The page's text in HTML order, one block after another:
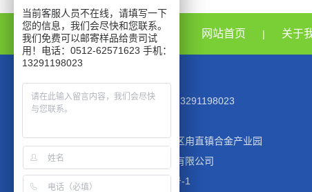
网站首页 | 关于
TEL：0512-62571623 MOB:13291198023
公司地址：江苏省苏州市吴中区甪直镇合金产业园
版权所有：苏州巨一电子材料有限公司
备案号 ：ICP备2022048117号-1
当前客服人员不在线，请填写一下
您的信息，我们会尽快和您联系。
我们免费可以邮寄样品给贵司试
用！电话：0512-62571623 手机：
13291198023